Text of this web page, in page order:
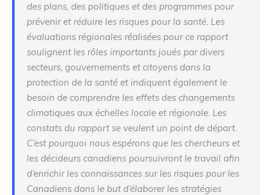
des plans, des politiques et des programmes pour
prévenir et réduire les risques pour la santé. Les
évaluations régionales réalisées pour ce rapport
soulignent les rôles importants joués par divers
secteurs, gouvernements et citoyens dans la
protection de la santé et indiquent également le
besoin de comprendre les effets des changements
climatiques aux échelles locale et régionale. Les
constats du rapport se veulent un point de départ.
C’est pourquoi nous espérons que les chercheurs et
les décideurs canadiens poursuivront le travail afin
d’enrichir les connaissances sur les risques pour les
Canadiens dans le but d’élaborer les stratégies